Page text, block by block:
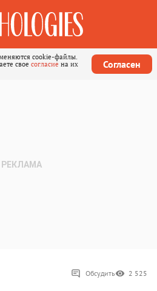
cookie-файлы.
свое согласие на их
Согласен
Обсудить 2 525